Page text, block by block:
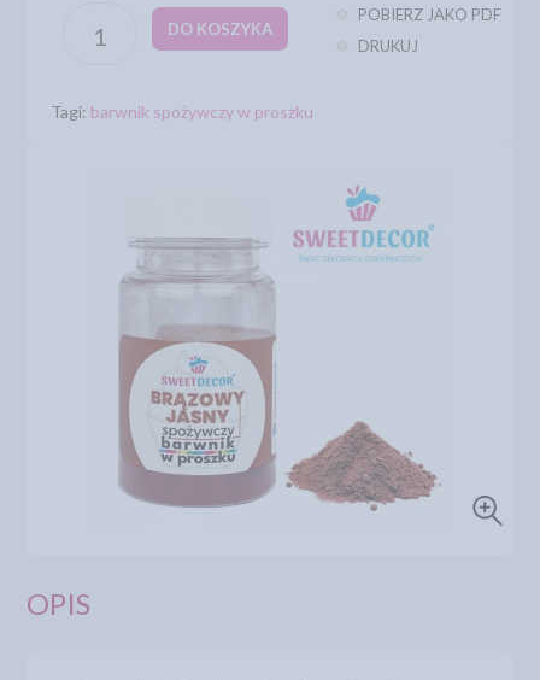
DO KOSZYKA
POBIERZ JAKO PDF
DRUKUJ
Tagi: barwnik spożywczy w proszku
OPIS